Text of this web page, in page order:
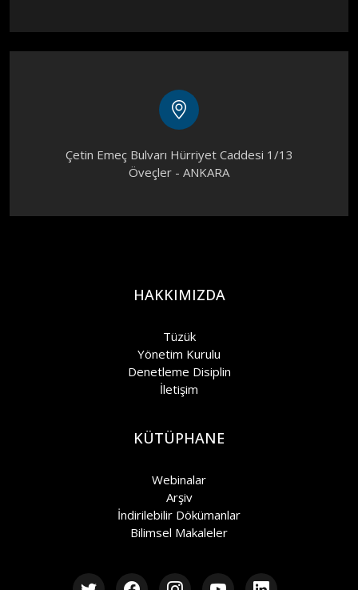
Çetin Emeç Bulvarı Hürriyet Caddesi 1/13
Öveçler - ANKARA
HAKKIMIZDA
Tüzük
Yönetim Kurulu
Denetleme Disiplin
İletişim
KÜTÜPHANE
Webinalar
Arşiv
İndirilebilir Dökümanlar
Bilimsel Makaleler